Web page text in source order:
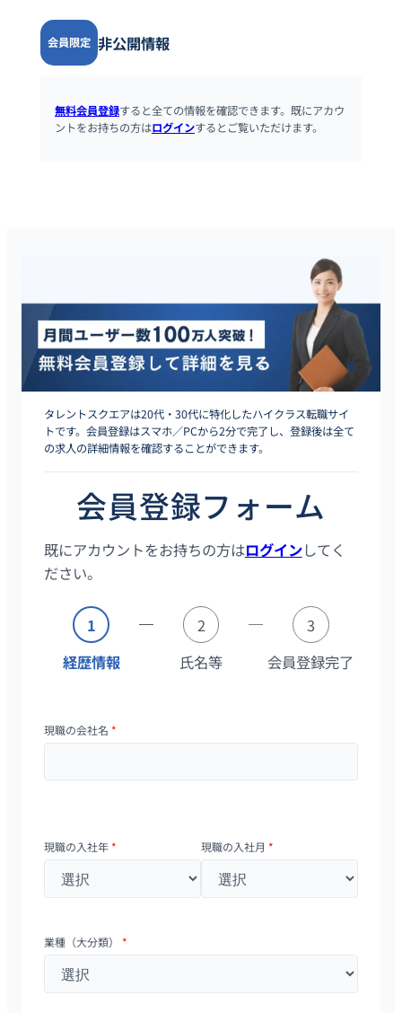
会員限定 非公開情報
無料会員登録すると全ての情報を確認できます。既にアカウ
ントをお持ちの方はログインするとご覧いただけます。
タレントスクエアは20代・30代に特化したハイクラス転職サイ
トです。会員登録はスマホ／PCから2分で完了し、登録後は全て
の求人の詳細情報を確認することができます。
会員登録フォーム
既にアカウントをお持ちの方はログインしてく
ださい。
1
経歴情報
2
氏名等
3
会員登録完了
現職の会社名 *
現職の入社年 * 現職の入社月 *
業種（大分類） *